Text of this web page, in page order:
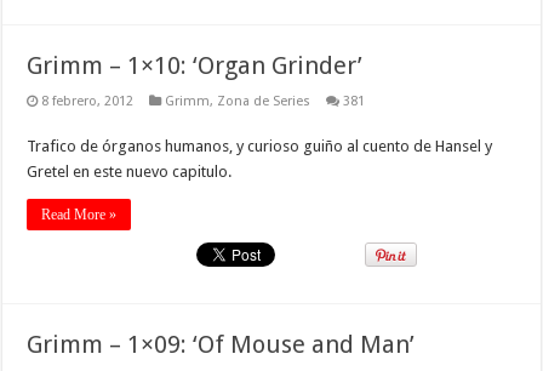
Grimm – 1×10: ‘Organ Grinder’
8 febrero, 2012 Grimm, Zona de Series 381
Trafico de órganos humanos, y curioso guiño al cuento de Hansel y
Gretel en este nuevo capitulo.
Read More »
Grimm – 1×09: ‘Of Mouse and Man’